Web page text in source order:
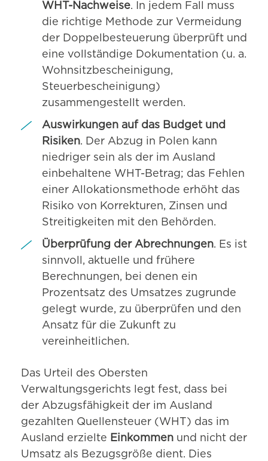
WHT-Nachweise. In jedem Fall muss
die richtige Methode zur Vermeidung
der Doppelbesteuerung überprüft und
eine vollständige Dokumentation (u. a.
Wohnsitzbescheinigung,
Steuerbescheinigung)
zusammengestellt werden.
Auswirkungen auf das Budget und
Risiken. Der Abzug in Polen kann
niedriger sein als der im Ausland
einbehaltene WHT-Betrag; das Fehlen
einer Allokationsmethode erhöht das
Risiko von Korrekturen, Zinsen und
Streitigkeiten mit den Behörden.
Überprüfung der Abrechnungen. Es ist
sinnvoll, aktuelle und frühere
Berechnungen, bei denen ein
Prozentsatz des Umsatzes zugrunde
gelegt wurde, zu überprüfen und den
Ansatz für die Zukunft zu
vereinheitlichen.
Das Urteil des Obersten
Verwaltungsgerichts legt fest, dass bei
der Abzugsfähigkeit der im Ausland
gezahlten Quellensteuer (WHT) das im
Ausland erzielte Einkommen und nicht der
Umsatz als Bezugsgröße dient. Dies